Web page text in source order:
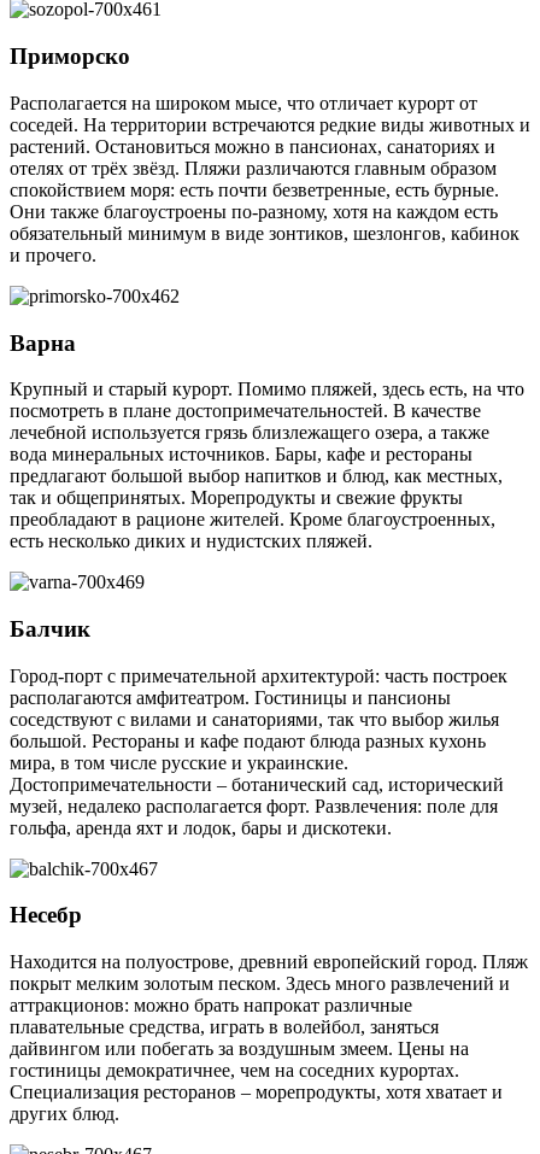
Приморско
Располагается на широком мысе, что отличает курорт от
соседей. На территории встречаются редкие виды животных и
растений. Остановиться можно в пансионах, санаториях и
отелях от трёх звёзд. Пляжи различаются главным образом
спокойствием моря: есть почти безветренные, есть бурные.
Они также благоустроены по-разному, хотя на каждом есть
обязательный минимум в виде зонтиков, шезлонгов, кабинок
и прочего.
Варна
Крупный и старый курорт. Помимо пляжей, здесь есть, на что
посмотреть в плане достопримечательностей. В качестве
лечебной используется грязь близлежащего озера, а также
вода минеральных источников. Бары, кафе и рестораны
предлагают большой выбор напитков и блюд, как местных,
так и общепринятых. Морепродукты и свежие фрукты
преобладают в рационе жителей. Кроме благоустроенных,
есть несколько диких и нудистских пляжей.
Балчик
Город-порт с примечательной архитектурой: часть построек
располагаются амфитеатром. Гостиницы и пансионы
соседствуют с вилами и санаториями, так что выбор жилья
большой. Рестораны и кафе подают блюда разных кухонь
мира, в том числе русские и украинские.
Достопримечательности – ботанический сад, исторический
музей, недалеко располагается форт. Развлечения: поле для
гольфа, аренда яхт и лодок, бары и дискотеки.
Несебр
Находится на полуострове, древний европейский город. Пляж
покрыт мелким золотым песком. Здесь много развлечений и
аттракционов: можно брать напрокат различные
плавательные средства, играть в волейбол, заняться
дайвингом или побегать за воздушным змеем. Цены на
гостиницы демократичнее, чем на соседних курортах.
Специализация ресторанов – морепродукты, хотя хватает и
других блюд.